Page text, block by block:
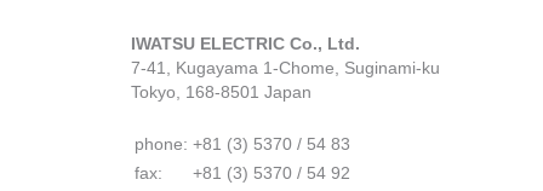
IWATSU ELECTRIC Co., Ltd.
7-41, Kugayama 1-Chome, Suginami-ku
Tokyo, 168-8501 Japan
phone: +81 (3) 5370 / 54 83
fax:
+81 (3) 5370 / 54 92